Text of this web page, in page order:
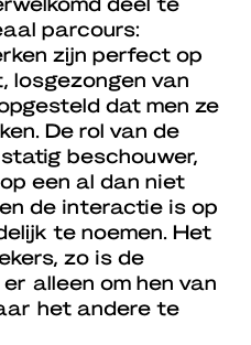
parcours:
zijn perfect op
losgezongen van
dat men ze
De rol van de
beschouwer,
een al dan niet
de interactie is op
te noemen. Het
zo is de
alleen om hen van
het andere te